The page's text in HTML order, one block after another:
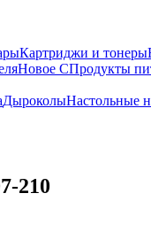
Картриджи и тонеры
Новое СПродукты
ДыроколыНастольные
210